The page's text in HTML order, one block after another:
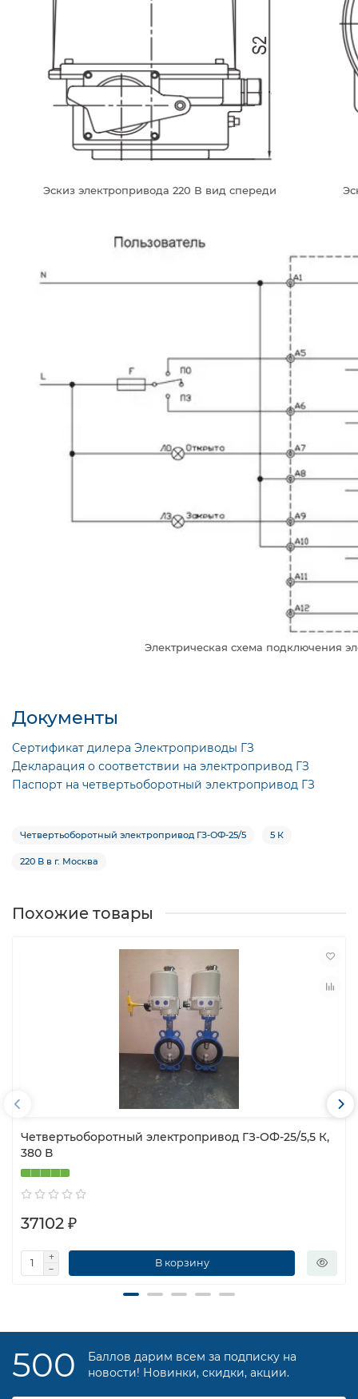
Эскиз электропривода 220 В вид спереди
Электрическая схема подключения
Документы
Сертификат дилера Электроприводы ГЗ
Декларация о соответствии на электропривод ГЗ
Паспорт на четвертьоборотный электропривод ГЗ
Четвертьоборотный электропривод ГЗ-ОФ-25/5 5 К
220 В в г. Москва
Похожие товары
Четвертьоборотный электропривод ГЗ-ОФ-25/5,5 К,
380 В
37102 ₽
В корзину
500
Баллов дарим всем за подписку на
новости! Новинки, скидки, акции.